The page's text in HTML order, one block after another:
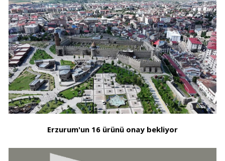
Erzurum'un 16 ürünü onay bekliyor